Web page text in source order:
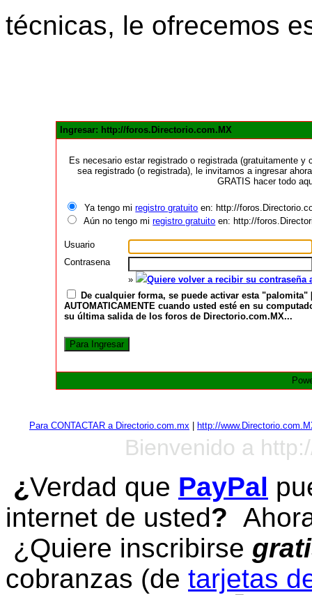
técnicas, le ofrecemos
Ingresar: http://foros.Directorio.com.MX
Es necesario estar registrado o registrada (gratuitamente
sea registrado (o registrada), le invitamos a ingresar
GRATIS hacer todo
Ya tengo miregistro gratuito en: http://
Aún no tengo miregistro gratuito en: http://
Usuario
Contrasena
»
Quiere volver a recibir su
De cualquier forma, se puede activar esta
AUTOMATICAMENTE cuando usted esté en su
su última salida de los foros de Directorio.com.MX...
Para CONTACTAR a Directorio.com.mx http://
Bienvenido a
¿Verdad que PayPal
internet de usted?
¿Quiere inscribirse
cobranzas (de tarjetas